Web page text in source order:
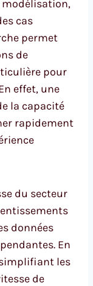
cas
permet
de
pour
effet, une
la capacité
rapidement
du secteur
données
En
les
de